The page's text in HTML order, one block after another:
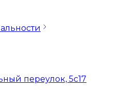
переулок, 5с17